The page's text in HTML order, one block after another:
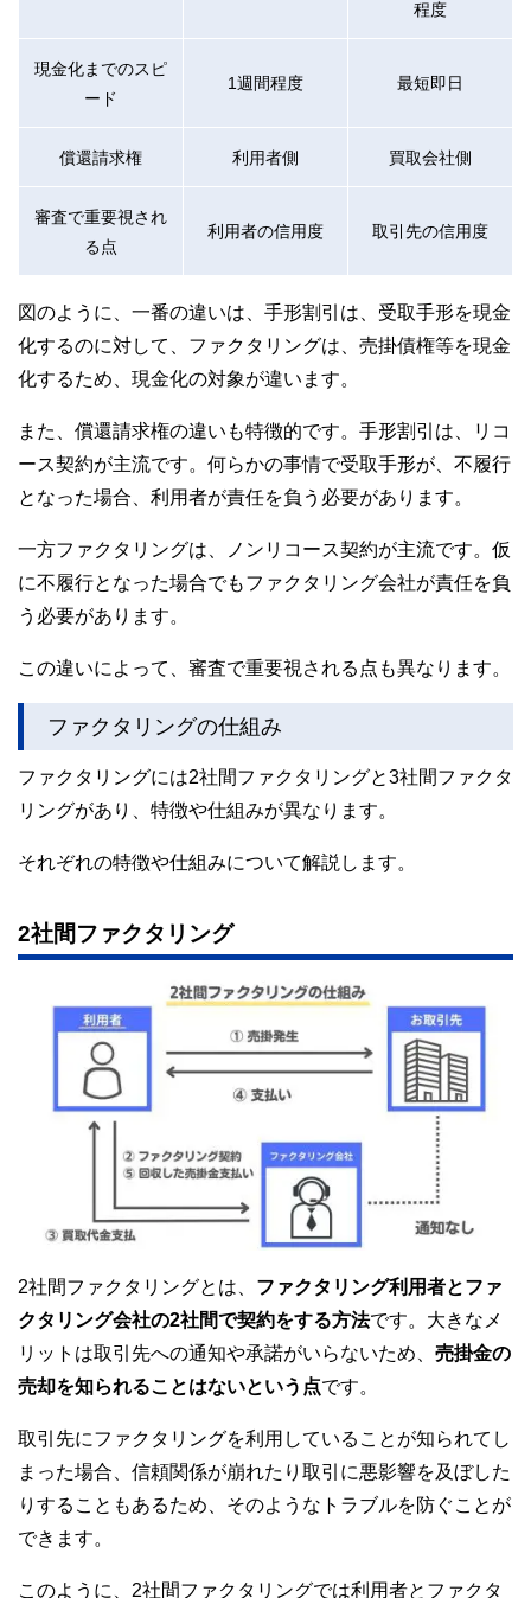
程度
現金化までのスピ
ード
1週間程度 最短即日
償還請求権 利用者側 買取会社側
審査で重要視され
る点
利用者の信用度 取引先の信用度
図のように、一番の違いは、手形割引は、受取手形を現金
化するのに対して、ファクタリングは、売掛債権等を現金
化するため、現金化の対象が違います。
また、償還請求権の違いも特徴的です。手形割引は、リコ
ース契約が主流です。何らかの事情で受取手形が、不履行
となった場合、利用者が責任を負う必要があります。
一方ファクタリングは、ノンリコース契約が主流です。仮
に不履行となった場合でもファクタリング会社が責任を負
う必要があります。
この違いによって、審査で重要視される点も異なります。
ファクタリングの仕組み
ファクタリングには2社間ファクタリングと3社間ファクタ
リングがあり、特徴や仕組みが異なります。
それぞれの特徴や仕組みについて解説します。
2社間ファクタリング
2社間ファクタリングとは、 ファクタリング利用者とファ
クタリング会社の2社間で契約をする方法です。大きなメ
リットは取引先への通知や承諾がいらないため、 売掛金の
売却を知られることはないという点です。
取引先にファクタリングを利用していることが知られてし
まった場合、信頼関係が崩れたり取引に悪影響を及ぼした
りすることもあるため、そのようなトラブルを防ぐことが
できます。
このように、2社間ファクタリングでは利用者とファクタ